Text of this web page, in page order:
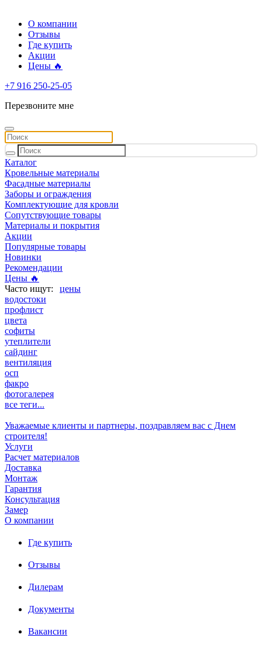
О компании
Отзывы
Где купить
Акции
Цены 🔥
+7 916 250-25-05
Перезвоните мне
Каталог
Кровельные материалы
Фасадные материалы
Заборы и ограждения
Комплектующие для кровли
Сопутствующие товары
Материалы и покрытия
Акции
Популярные товары
Новинки
Рекомендации
Цены 🔥
цены
водостоки
профлист
цвета
софиты
утеплители
сайдинг
вентиляция
осп
факро
фотогалерея
все теги...
Уважаемые клиенты и партнеры, поздравляем вас с Днем
строителя!
Услуги
Расчет материалов
Доставка
Монтаж
Гарантия
Консультация
Замер
О компании
Где купить
Отзывы
Дилерам
Документы
Вакансии